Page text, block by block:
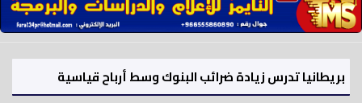
بريطانيا تدرس زيادة ضرائب البنوك وسط أرباح قياسية